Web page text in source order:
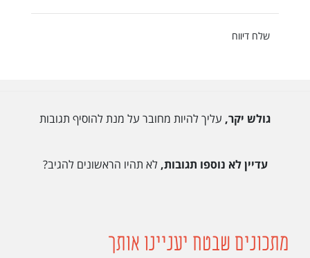
שלח דיווח
גולש יקר, עליך להיות מחובר על מנת להוסיף תגובות
עדיין לא נוספו תגובות,לא תהיו הראשונים להגיב?
מתכונים שבטח יעניינו אותך